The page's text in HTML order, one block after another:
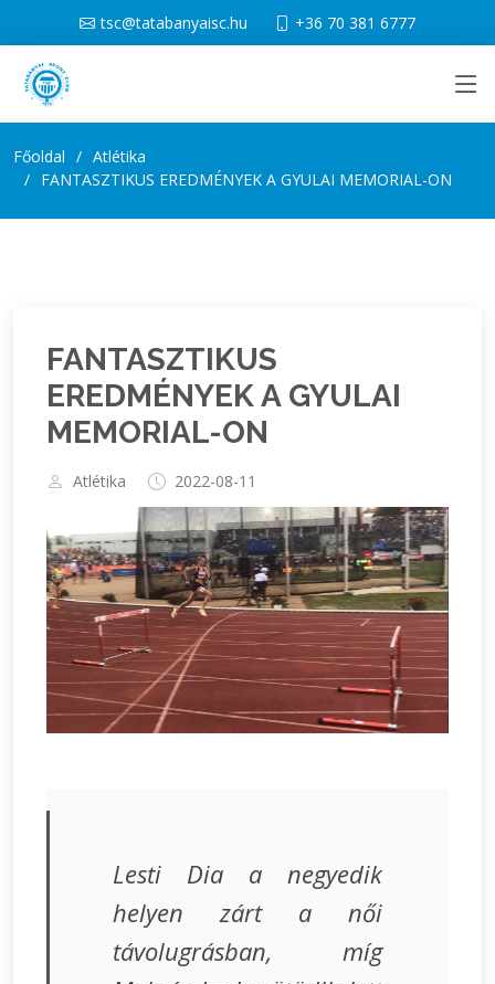
tsc@tatabanyaisc.hu +36 70 381 6777
Főoldal
Atlétika
FANTASZTIKUS EREDMÉNYEK A GYULAI MEMORIAL-ON
FANTASZTIKUS
EREDMÉNYEK A GYULAI
MEMORIAL-ON
Atlétika 2022-08-11
Lesti Dia a negyedik
helyen zárt a női
távolugrásban, míg